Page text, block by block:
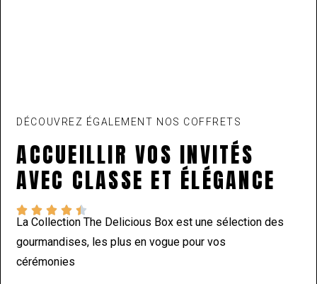
DÉCOUVREZ ÉGALEMENT NOS COFFRETS
ACCUEILLIR VOS INVITÉS
AVEC CLASSE ET ÉLÉGANCE
    
La Collection The Delicious Box est une sélection des
gourmandises, les plus en vogue pour vos
cérémonies